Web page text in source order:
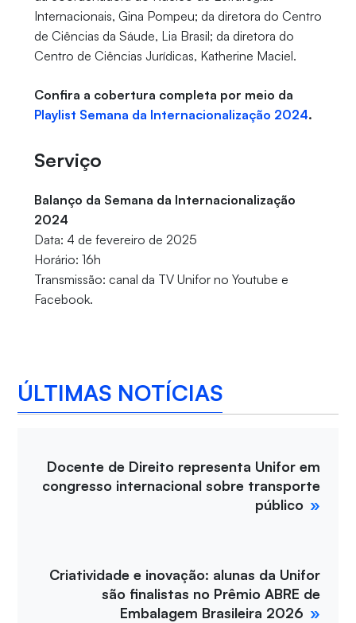
Internacionais, Gina Pompeu; da diretora do Centro
de Ciências da Sáude, Lia Brasil; da diretora do
Centro de Ciências Jurídicas, Katherine Maciel.
Confira a cobertura completa por meio da
Playlist Semana da Internacionalização 2024.
Serviço
Balanço da Semana da Internacionalização
2024
Data: 4 de fevereiro de 2025
Horário: 16h
Transmissão: canal da TV Unifor no Youtube e
Facebook.
ÚLTIMAS NOTÍCIAS
Docente de Direito representa Unifor em
congresso internacional sobre transporte
público
Criatividade e inovação: alunas da Unifor
são finalistas no Prêmio ABRE de
Embalagem Brasileira 2026